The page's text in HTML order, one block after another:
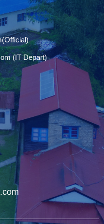
(Official)
(IT Depart)